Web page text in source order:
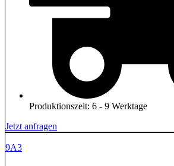
Produktionszeit: 6 - 9 Werktage
Jetzt anfragen
9A3